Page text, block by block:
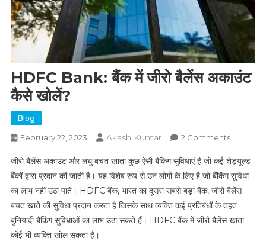
HDFC Bank: बैंक में जीरो बैलेंस अकाउंट
कैसे खोलें?
Blog
February 22, 2023 Akash Kumar 2 CommentsOn
Bank:
बैंक
में
जीरो
बैलेंस
जीरो बैलेंस अकाउंट और लघु बचत खाता कुछ ऐसी बैंकिग सुविधाएं हैं जो कई शेड्यूल्ड
बैंकों द्वारा प्रदान की जाती है। यह विशेष रूप से उन लोगों के लिए है जो बैंकिंग सुविधा
का लाभ नहीं उठा पाते। HDFC बैंक, भारत का दूसरा सबसे बड़ा बैंक, जीरो बैलेंस
बचत खाते की सुविधा प्रदान करता है जिसके साथ व्यक्ति कई प्रतिबंधों के तहत
बुनियादी बैंकिंग सुविधाओं का लाभ उठा सकते हैं। HDFC बैंक में जीरो बैलेंस खाता
कोई भी व्यक्ति खोल सकता है।